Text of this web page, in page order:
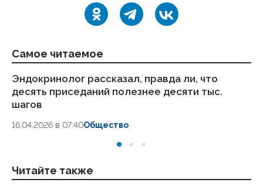
Самое читаемое
Эндокринолог рассказал, правда ли, что
десять приседаний полезнее десяти тыс.
шагов
16.04.2026 в 07:40Общество
Читайте также